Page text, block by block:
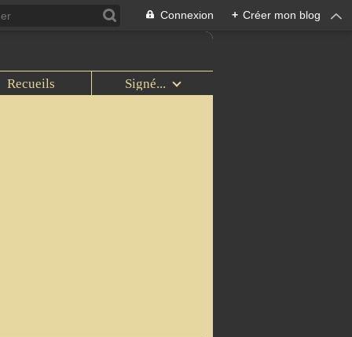
Connexion + Créer mon blog
Recueils Signé...